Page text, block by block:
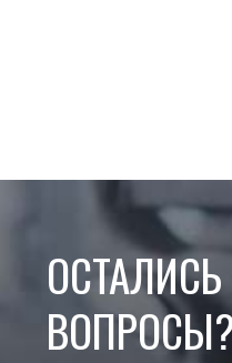
ОСТАЛИСЬ